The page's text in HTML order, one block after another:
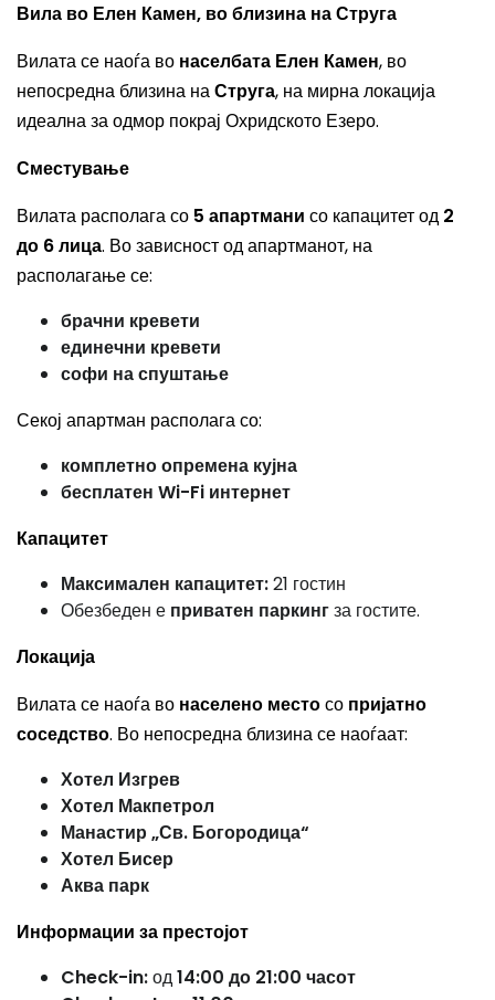
Вила во Елен Камен, во близина на Струга
Вилата се наоѓа во населбата Елен Камен, во
непосредна близина наСтруга, на мирна локација
идеална за одмор покрај Охридското Езеро.
Сместување
Вилата располага со 5 апартмани со капацитет од 2
до 6 лица. Во зависност од апартманот, на
располагање се:
брачни кревети
единечни кревети
софи на спуштање
Секој апартман располага со:
комплетно опремена кујна
бесплатен Wi-Fi интернет
Капацитет
Максимален капацитет:21 гостин
Обезбеден е приватен паркингза гостите.
Локација
Вилата се наоѓа во населено местосо пријатно
соседство. Во непосредна близина се наоѓаат:
Хотел Изгрев
Хотел Макпетрол
Манастир „Св. Богородица“
Хотел Бисер
Аква парк
Информации за престојот
Check-in:од14:00 до 21:00 часот